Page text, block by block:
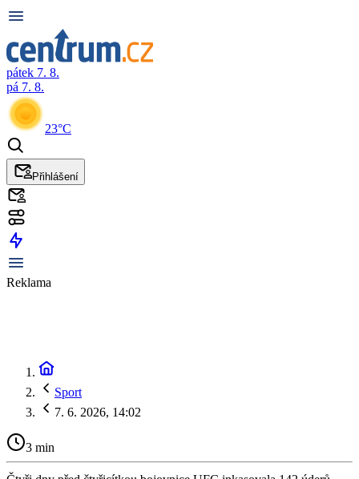
pátek 7. 8.
pá 7. 8.
23°C
Přihlášení
Reklama
Sport
7. 6. 2026, 14:02
3 min